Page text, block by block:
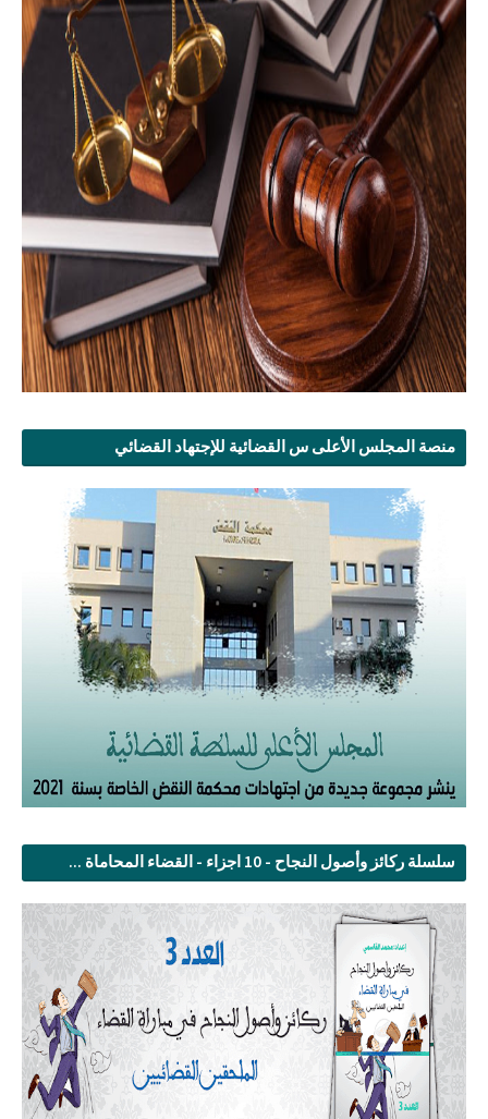
منصة المجلس الأعلى س القضائية للإجتهاد القضائي
سلسلة ركائز وأصول النجاح - 10 اجزاء - القضاء المحاماة ...